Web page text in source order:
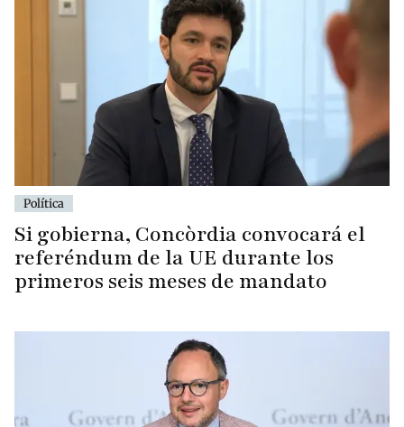
Política
Si gobierna, Concòrdia convocará el
referéndum de la UE durante los
primeros seis meses de mandato